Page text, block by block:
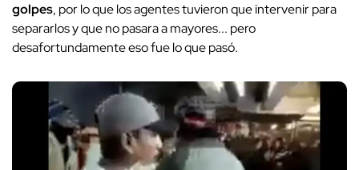
golpes, por lo que los agentes tuvieron que intervenir para
separarlos y que no pasara a mayores... pero
desafortundamente eso fue lo que pasó.